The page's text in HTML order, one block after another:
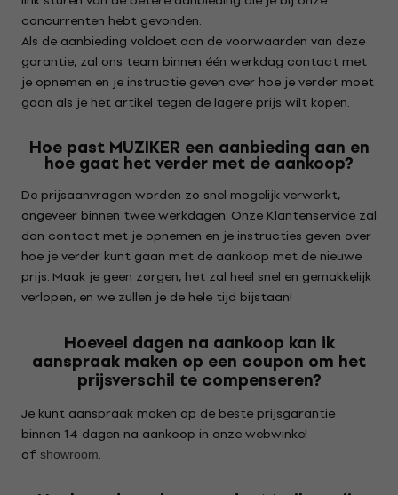
concurrenten hebt gevonden.
Als de aanbieding voldoet aan de voorwaarden van deze
garantie, zal ons team binnen één werkdag contact met
je opnemen en je instructie geven over hoe je verder moet
gaan als je het artikel tegen de lagere prijs wilt kopen.
Hoe past MUZIKER een aanbieding aan en
hoe gaat het verder met de aankoop?
De prijsaanvragen worden zo snel mogelijk verwerkt,
ongeveer binnen twee werkdagen. Onze Klantenservice zal
dan contact met je opnemen en je instructies geven over
hoe je verder kunt gaan met de aankoop met de nieuwe
prijs. Maak je geen zorgen, het zal heel snel en gemakkelijk
verlopen, en we zullen je de hele tijd bijstaan!
Hoeveel dagen na aankoop kan ik
aanspraak maken op een coupon om het
prijsverschil te compenseren?
Je kunt aanspraak maken op de beste prijsgarantie
binnen 14 dagen na aankoop in onze webwinkel
of showroom.